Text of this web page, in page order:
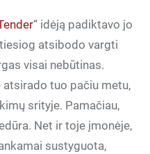
“ idėją padiktavo jo
atsibodo vargti
visai nebūtinas.
atsirado tuo pačiu metu,
srityje. Pamačiau,
Net ir toje įmonėje,
sustyguota,